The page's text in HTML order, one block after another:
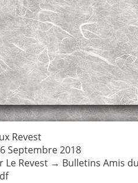
Revest
Septembre 2018
Le Revest → Bulletins Amis